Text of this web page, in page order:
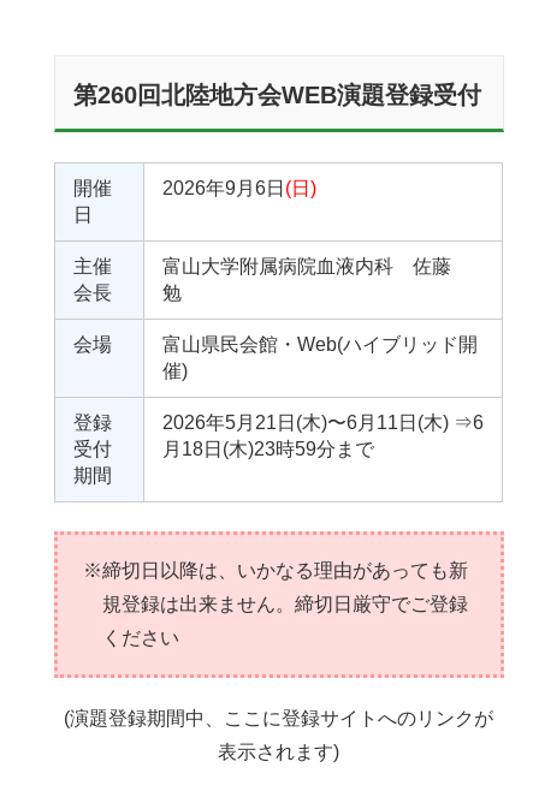
第260回北陸地方会WEB演題登録受付
開催
日
2026年9月6日 (日)
主催
会長
富山大学附属病院血液内科 佐藤
勉
会場
富山県民会館・Web(ハイブリッド開
催)
登録
受付
期間
2026年5月21日(木)〜6月11日(木) ⇒6
月18日(木)23時59分まで
※締切日以降は、いかなる理由があっても新
規登録は出来ません。締切日厳守でご登録
ください
(演題登録期間中、ここに登録サイトへのリンクが
表示されます)